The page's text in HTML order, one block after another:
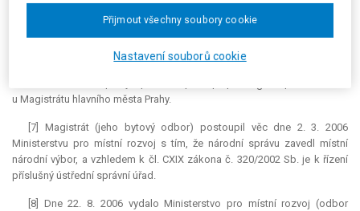
o niž jde v tomto sporu, byla zavedena, jak uvedeno, 28. 4. 1949.
[6] Žalobci podali dne 10. 3. 2005 u Úřadu městské části Praha -
Zbraslav návrh na zrušení této národní správy. Jelikož úřad městské
u Magistrátu hlavního města Prahy.
[7] Magistrát (jeho bytový odbor) postoupil věc dne 2. 3. 2006
Ministerstvu pro místní rozvoj s tím, že národní správu zavedl místní
národní výbor, a vzhledem k čl. CXIX zákona č. 320/2002 Sb. je k řízení
příslušný ústřední správní úřad.
[8] Dne 22. 8. 2006 vydalo Ministerstvo pro místní rozvoj (odbor
Nastavení souborů cookie
Přijmout všechny soubory cookie